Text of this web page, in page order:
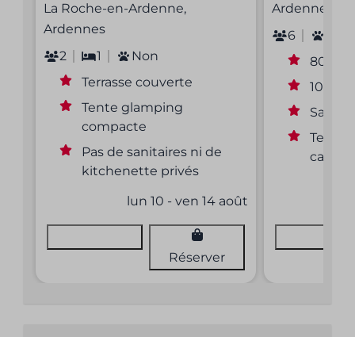
La Roche-en-Ardenne,
Ardennes
2
1
Non
Terrasse couverte
Tente glamping
compacte
Pas de sanitaires ni de
kitchenette privés
lun 10 - ven 14 août
Réserver
Ardennes
6
80 m²
10
Tente